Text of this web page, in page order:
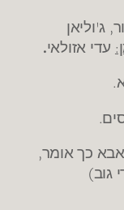
ג'וליאן
עדי אזולאי.
אבא כך אומר,
גוב)